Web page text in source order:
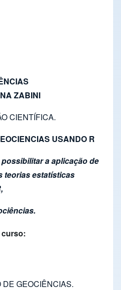
ZABINI
CIENTÍFICA.
USANDO R
a aplicação de
teorias estatísticas
DE GEOCIÊNCIAS.